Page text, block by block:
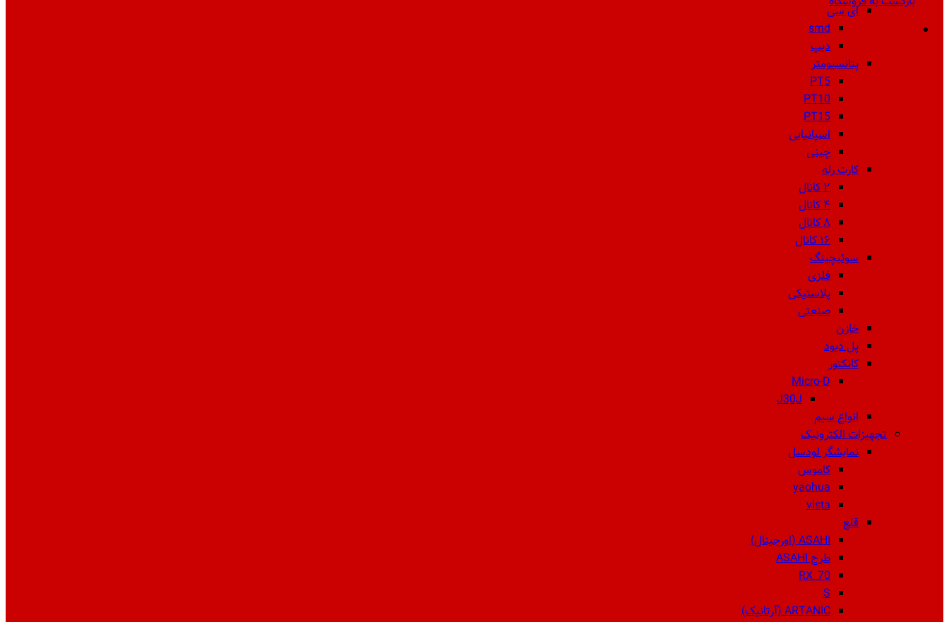
ای سی
smd
دیپ
پتانسیومتر
PT5
PT10
PT15
اسپانیایی
چینی
کارت رله
۲ کانال
۴ کانال
۸ کانال
۱۶ کانال
سوئیچینگ
فلزی
پلاستیکی
صنعتی
خازن
پل دیود
کانکتور
Micro-D
J30J
انواع سیم
تجهیزات الکترونیک
نمایشگر لودسل
کاموس
yaohua
vista
قلع
ASAHI (اورجینال)
طرح ASAHI
RX_70
S
ARTANIC (آرتانیک)